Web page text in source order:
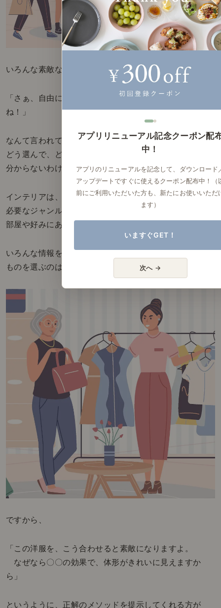
いろんな素敵な服を店員さんに紹介してもらって、
「さぁ、自由に組み合わせて、おしゃれしてください
ね！」
なんて言われても、服選びに自信がない人は、どれを
どう選んで、どう組み合わせたらいいのかが、とんと
分からないわけです。
インテリアは、服よりさらに「選ぶための経験値」が
必要なジャンルですから、ほとんどの人は、自分の
部屋や好みにあったものを選択することができません。
いろんな情報を並べられても、そこから自分に合った
ものを選ぶのは、初心者にはとても難しいのです。
ですから、
「この洋服を、こう合わせると素敵になりますよ。
なぜなら〇〇の効果で、体形がきれいに見えますか
ら」
というように、正解のメソッドを提示してくれる方が
アプリリニューアル記念クーポン配
中！
アプリのリニューアルを記念して、ダウンロード
アップデートですぐに使えるクーポン配布中！（
前にご利用いただいた方も、新たにお使いいただ
ます）
いますぐGET！
次へ →